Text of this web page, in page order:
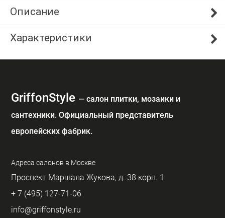
Описание
Характеристики
GriffonStyle — cалон плитки, мозаики и
сантехники. Официальный представитель
европейских фабрик.
Адреса салонов в Москве
Проспект Маршала Жукова, д. 38 корп. 1
+ 7 (495) 127-71-06
info@griffonstyle.ru